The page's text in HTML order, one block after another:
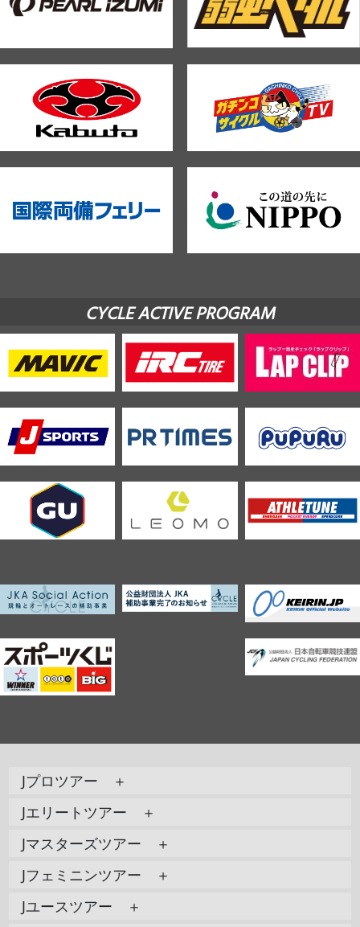
CYCLE ACTIVE PROGRAM
Jプロツアー ＋
Jエリートツアー ＋
Jマスターズツアー ＋
Jフェミニンツアー ＋
Jユースツアー ＋